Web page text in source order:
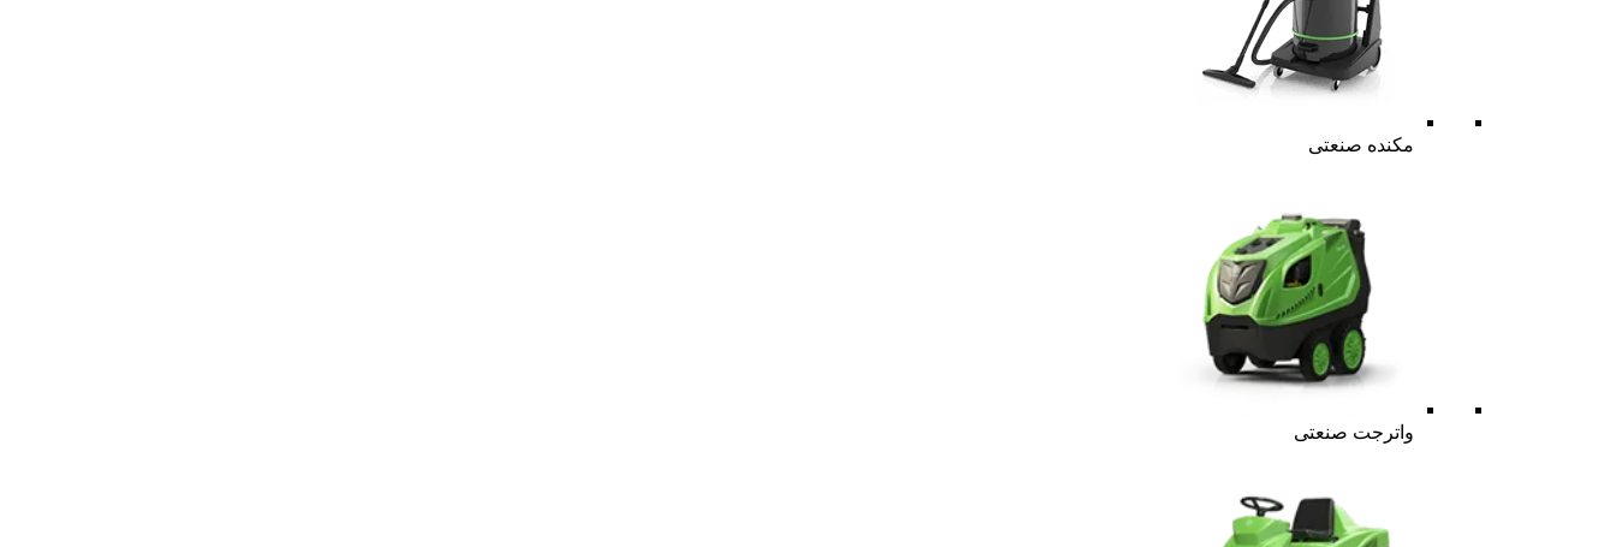
مکنده صنعتی
واترجت صنعتی